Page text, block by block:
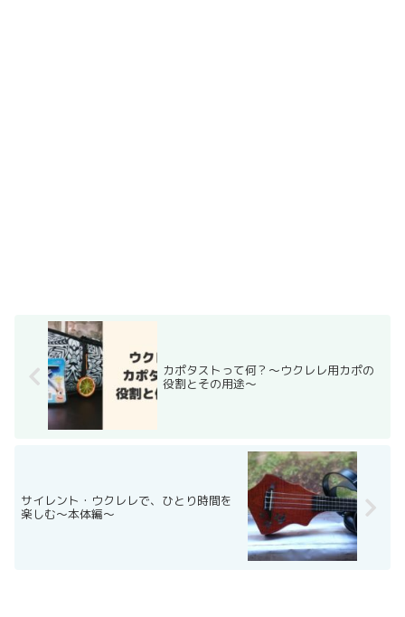
カポタストって何？〜ウクレレ用カポの
役割とその用途〜
サイレント・ウクレレで、ひとり時間を
楽しむ〜本体編〜